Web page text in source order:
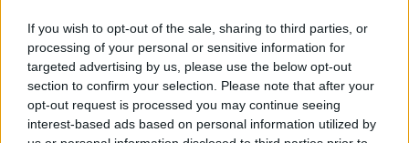
If you wish to opt-out of the sale, sharing to third parties, or
processing of your personal or sensitive information for
targeted advertising by us, please use the below opt-out
section to confirm your selection. Please note that after your
opt-out request is processed you may continue seeing
interest-based ads based on personal information utilized by
ο Αντώνης Νικοπολίδης με τη Βάσω Νικοπολίδη,
ο Δημήτρης Αλεξάνδρου, ο Ντέμης Νικολαΐδης
με τον Κώστας Κατσουράνης, ο Τάκης
Ζαχαράτος και ο Κώστας Σόμμερ με τη